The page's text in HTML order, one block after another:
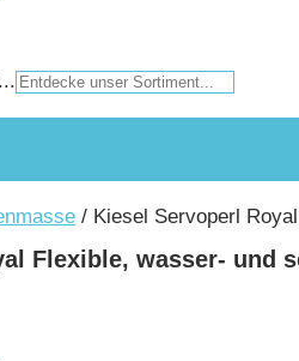
/ Kiesel Servoperl
Flexible, wasser- und